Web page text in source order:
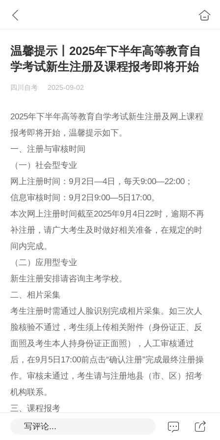
温馨提示丨2025年下半年高等教育自
学考试新生注册及课程报考即将开始
四川自考 2025-09-02
2025年下半年高等教育自学考试新生注册及网上课程
报考即将开始，温馨提示如下。
一、注册与审核时间
（一）社会型专业
网上注册时间：9月2日—4日，每天9:00—22:00；
信息审核时间：9月2日9:00—5日17:00。
本次网上注册时间截至2025年9月4日22时，逾期不再
补注册，请广大考生及时做好相关准备，在规定的时
间内完成。
（二）应用型专业
新生注册安排请咨询主考学校。
二、相片采集
考生注册时需通过人脸识别完成相片采集。如三次人
脸核验不通过，考生须上传相关附件（身份证正、反
面照及考生本人持身份证正面照），人工审核通过
后，在9月5日17:00前点击“确认注册”完成最终注册操
作。审核未通过，考生请与注册地县（市、区）招考
机构联系。
三、课程报考
首次参加自学考试须先完成新生注册，在籍考生可直
写评论...